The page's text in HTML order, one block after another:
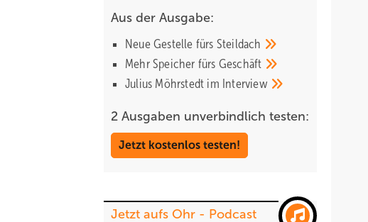
Aus der Ausgabe:
Neue Gestelle fürs Steildach
Mehr Speicher fürs Geschäft
Julius Möhrstedt im Interview
2 Ausgaben unverbindlich testen:
Jetzt kostenlos testen!
Jetzt aufs Ohr - Podcast